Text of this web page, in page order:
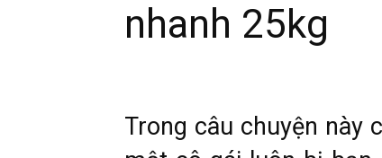
nhanh 25kg
Trong câu chuyện này